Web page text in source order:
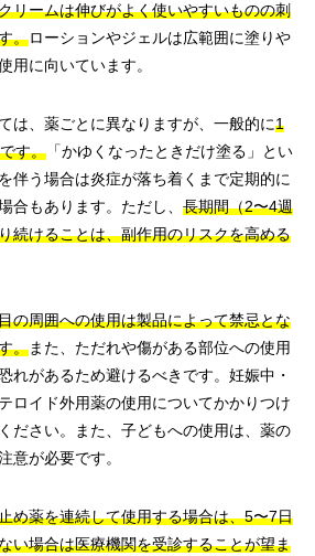
リームは伸びがよく使いやすいものの刺
。ローションやジェルは広範囲に塗りや
用に向いています。
は、薬ごとに異なりますが、一般的に1
す。 「かゆくなったときだけ塗る」とい
伴う場合は炎症が落ち着くまで定期的に
合もあります。ただし、 長期間（2〜4週
続けることは、副作用のリスクを高める
の周囲への使用は製品によって禁忌とな
。また、ただれや傷がある部位への使用
れがあるため避けるべきです。妊娠中・
ロイド外用薬の使用についてかかりつけ
ださい。また、子どもへの使用は、薬の
意が必要です。
め薬を連続して使用する場合は、5〜7日
い場合は医療機関を受診することが望ま